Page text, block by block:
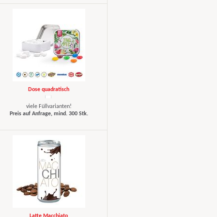
Dose quadratisch
viele Füllvarianten!
Preis auf Anfrage, mind. 300 Stk.